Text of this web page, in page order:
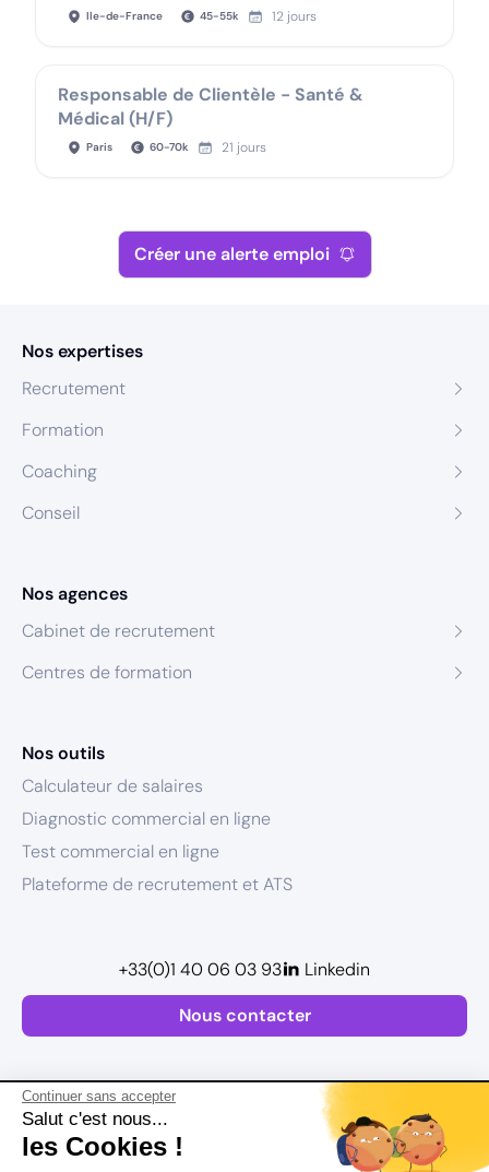
Continuer sans accepter
Salut c'est nous...
les Cookies !
Ile-de-France 45-55k 12 jours
Responsable de Clientèle - Santé &
Médical (H/F)
Paris 60-70k 21 jours
Créer une alerte emploi
Nos expertises
Recrutement
Formation
Coaching
Conseil
Nos agences
Cabinet de recrutement
Centres de formation
Nos outils
Calculateur de salaires
Diagnostic commercial en ligne
Test commercial en ligne
Plateforme de recrutement et ATS
Nous contacter
+33(0)1 40 06 03 93 Linkedin